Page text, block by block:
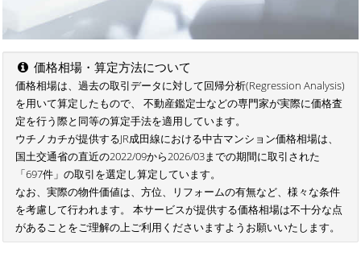
価格相場・算定方法について
価格相場は、過去の取引データに対して回帰分析(Regression Analysis)
を用いて算定したもので、 不動産鑑定士などの専門家が実際に価格査
定を行う際と同等の算定手法を適用しています。
ウチノカチが提供するJR成田線における中古マンション価格相場は、
国土交通省の直近の2022/09から2026/03までの期間に取引された
「697件」の取引を選定し算定しています。
なお、実際の物件価値は、方位、リフォームの有無など、様々な条件
を考慮して行われます。 本サービスが提供する価格相場は不十分な点
があることをご理解の上ご利用くださいますようお願いいたします。